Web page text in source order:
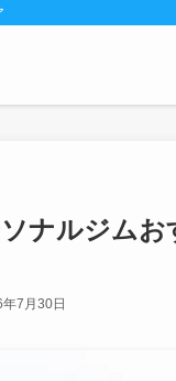
ナルジム
7月30日